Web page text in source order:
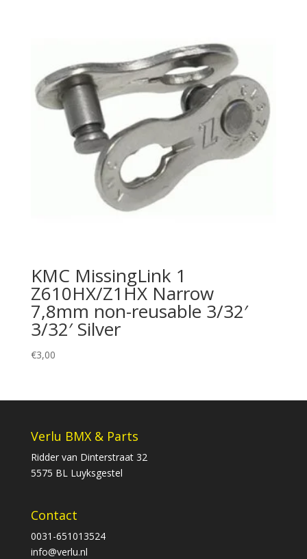
KMC MissingLink 1
Z610HX/Z1HX Narrow
7,8mm non-reusable 3/32′
3/32′ Silver
€3,00
Verlu BMX & Parts
Ridder van Dinterstraat 32
5575 BL Luyksgestel
Contact
0031-651013524
info@verlu.nl